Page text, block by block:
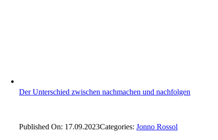
Der Unterschied zwischen nachmachen und nachfolgen
Published On: 17.09.2023Categories:Jonno Rossol